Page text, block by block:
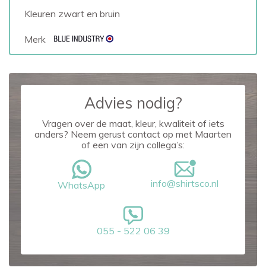
Kleuren zwart en bruin
Merk
Advies nodig?
Vragen over de maat, kleur, kwaliteit of iets
anders? Neem gerust contact op met Maarten
of een van zijn collega’s:
WhatsApp info@shirtsco.nl
055 - 522 06 39